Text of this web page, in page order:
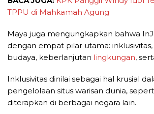
TPPU di Mahkamah Agung
Maya juga mengungkapkan bahwa
dengan empat pilar utama:
budaya, keberlanjutan lingkungan,
Inklusivitas dinilai sebagai hal krusial
pengelolaan situs warisan dunia,
diterapkan di berbagai negara lain.